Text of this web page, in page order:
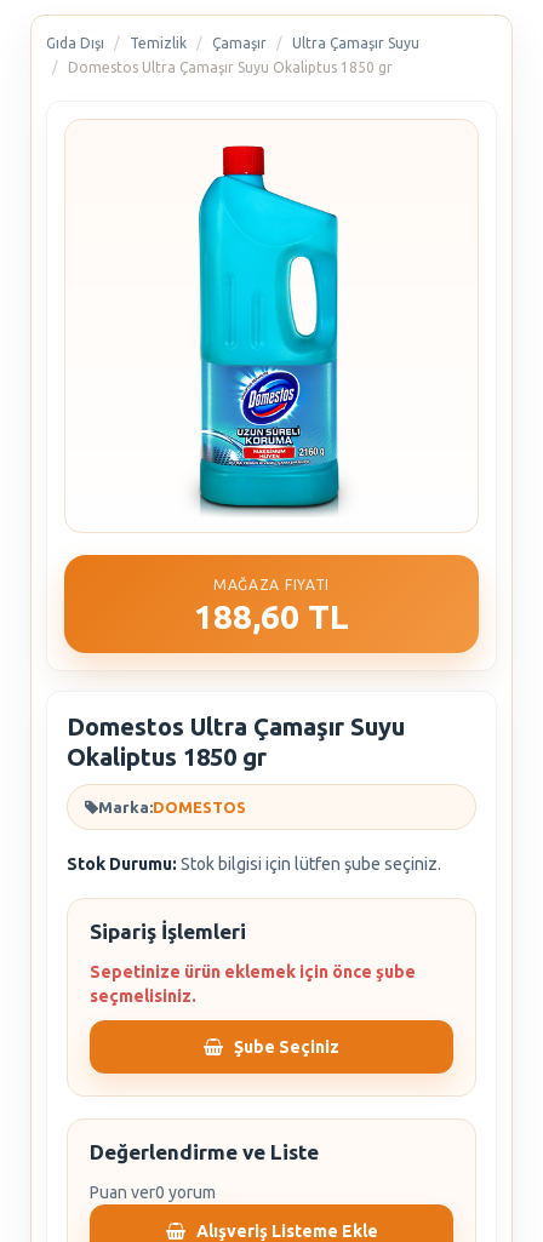
Gıda Dışı Temizlik Çamaşır
Ultra Çamaşır Suyu
Domestos Ultra Çamaşır Suyu Okaliptus 1850 gr
MAĞAZA FIYATI
188,60 TL
Domestos Ultra Çamaşır Suyu
Okaliptus 1850 gr
Marka:DOMESTOS
Stok Durumu: Stok bilgisi için lütfen şube seçiniz.
Sipariş İşlemleri
Sepetinize ürün eklemek için önce şube
seçmelisiniz.
Şube Seçiniz
Değerlendirme ve Liste
Puan ver0 yorum
Alışveriş Listeme Ekle